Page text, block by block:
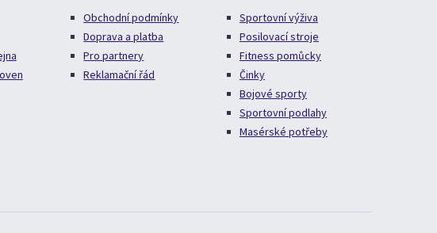
Obchodní podmínky
Doprava a platba
Pro partnery
Reklamační řád
Sportovní výživa
Posilovací stroje
Fitness pomůcky
Činky
Bojové sporty
Sportovní podlahy
Masérské potřeby